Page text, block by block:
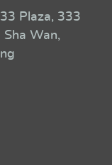
Plaza, 333
Sha Wan,